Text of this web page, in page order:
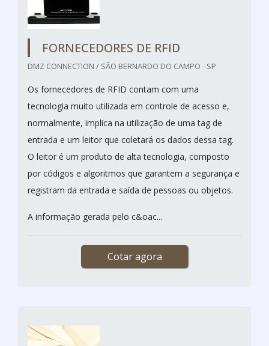
FORNECEDORES DE RFID
DMZ CONNECTION / SÃO BERNARDO DO CAMPO - SP
Os fornecedores de RFID contam com uma
tecnologia muito utilizada em controle de acesso e,
normalmente, implica na utilização de uma tag de
entrada e um leitor que coletará os dados dessa tag.
O leitor é um produto de alta tecnologia, composto
por códigos e algoritmos que garantem a segurança e
registram da entrada e saída de pessoas ou objetos.
A informação gerada pelo c&oac...
Cotar agora